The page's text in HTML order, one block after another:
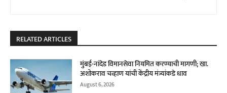
RELATED ARTICLES
मुंबई-नांदेड विमानसेवा नियमित करण्याची मागणी; खा.
अशोकराव चव्हाण यांची केंद्रीय मंत्र्यांकडे धाव
August 6, 2026